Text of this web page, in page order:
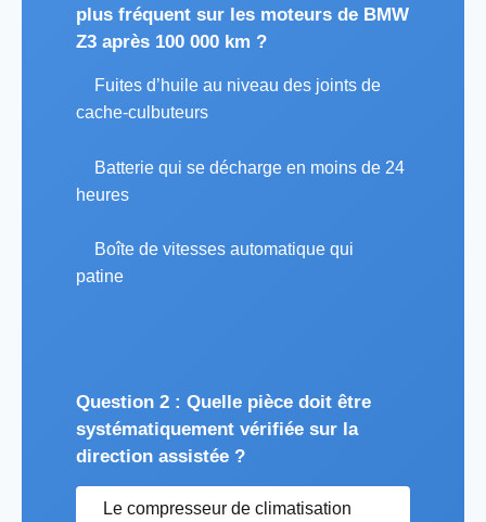
plus fréquent sur les moteurs de BMW
Z3 après 100 000 km ?
Fuites d’huile au niveau des joints de
cache-culbuteurs
Batterie qui se décharge en moins de 24
heures
Boîte de vitesses automatique qui
patine
Question 2 : Quelle pièce doit être
systématiquement vérifiée sur la
direction assistée ?
Le compresseur de climatisation